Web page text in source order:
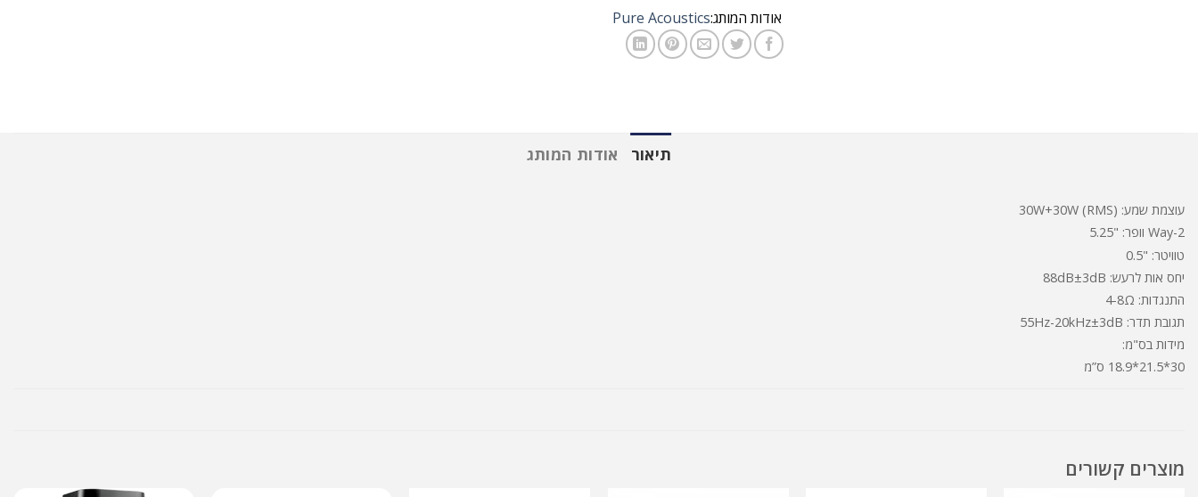
אודות המותג:Pure Acoustics
תיאור אודות המותג
עוצמת שמע: 30W+30W (RMS)
2-Way וופר: "5.25
טוויטר: "0.5
יחס אות לרעש: 88dB±3dB
התנגדות: 4-8Ω
תגובת תדר: 55Hz-20kHz±3dB
מידות בס"מ:
30*21.5*18.9 ס”מ
מוצרים קשורים